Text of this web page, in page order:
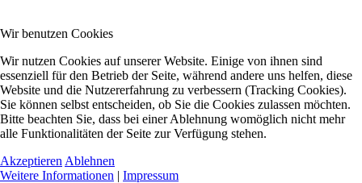
Wir benutzen Cookies
Wir nutzen Cookies auf unserer Website. Einige von ihnen sind
essenziell für den Betrieb der Seite, während andere uns helfen, diese
Website und die Nutzererfahrung zu verbessern (Tracking Cookies).
Sie können selbst entscheiden, ob Sie die Cookies zulassen möchten.
Bitte beachten Sie, dass bei einer Ablehnung womöglich nicht mehr
alle Funktionalitäten der Seite zur Verfügung stehen.
Akzeptieren Ablehnen
Weitere Informationen | Impressum